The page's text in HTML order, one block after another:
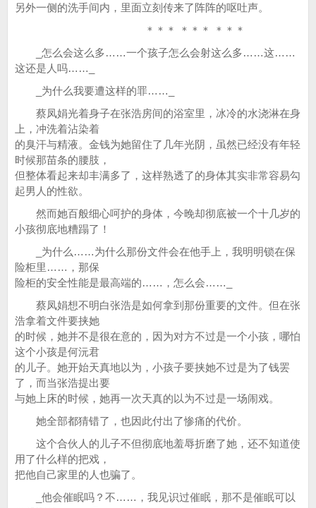
另外一侧的洗手间内，里面立刻传来了阵阵的呕吐声。
＊＊＊ ＊＊＊ ＊＊＊
_怎么会这么多……一个孩子怎么会射这么多……这……
这还是人吗……_
_为什么我要遭这样的罪……_
蔡凤娟光着身子在张浩房间的浴室里，冰冷的水浇淋在身
上，冲洗着沾染着
的臭汗与精液。金钱为她留住了几年光阴，虽然已经没有年轻
时候那苗条的腰肢，
但整体看起来却丰满多了，这样熟透了的身体其实非常容易勾
起男人的性欲。
然而她百般细心呵护的身体，今晚却彻底被一个十几岁的
小孩彻底地糟蹋了！
_为什么……为什么那份文件会在他手上，我明明锁在保
险柜里……，那保
险柜的安全性能是最高端的……，怎么会……_
蔡凤娟想不明白张浩是如何拿到那份重要的文件。但在张
浩拿着文件要挟她
的时候，她并不是很在意的，因为对方不过是一个小孩，哪怕
这个小孩是何沅君
的儿子。她开始天真地以为，小孩子要挟她不过是为了钱罢
了，而当张浩提出要
与她上床的时候，她再一次天真的以为不过是一场闹戏。
她全部都猜错了，也因此付出了惨痛的代价。
这个合伙人的儿子不但彻底地羞辱折磨了她，还不知道使
用了什么样的把戏，
把他自己家里的人也骗了。
_他会催眠吗？不……，我见识过催眠，那不是催眠可以